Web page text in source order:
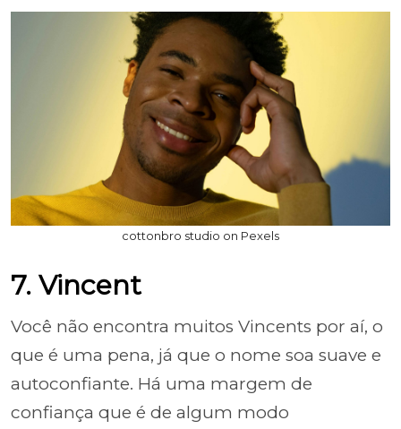
cottonbro studio on Pexels
7. Vincent
Você não encontra muitos Vincents por aí, o
que é uma pena, já que o nome soa suave e
autoconfiante. Há uma margem de
confiança que é de algum modo